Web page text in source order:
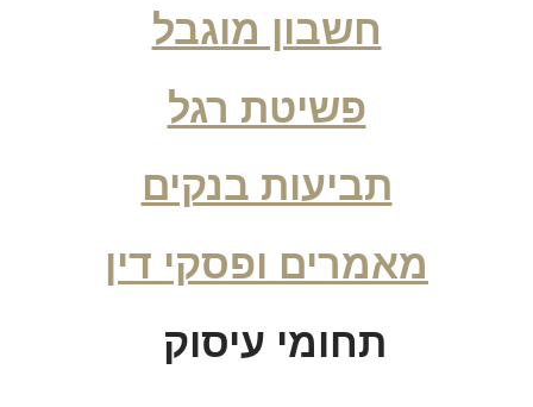
חשבון מוגבל
פשיטת רגל
תביעות בנקים
מאמרים ופסקי דין
תחומי עיסוק